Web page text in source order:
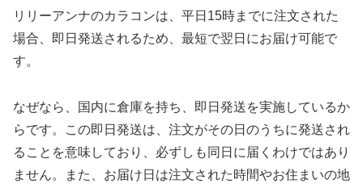
リリーアンナのカラコンは、平日15時までに注文された
場合、即日発送されるため、最短で翌日にお届け可能で
す。
なぜなら、国内に倉庫を持ち、即日発送を実施しているか
らです。この即日発送は、注文がその日のうちに発送され
ることを意味しており、必ずしも同日に届くわけではあり
ません。また、お届け日は注文された時間やお住まいの地